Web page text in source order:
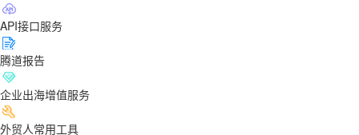
API接口服务
腾道报告
企业出海增值服务
外贸人常用工具